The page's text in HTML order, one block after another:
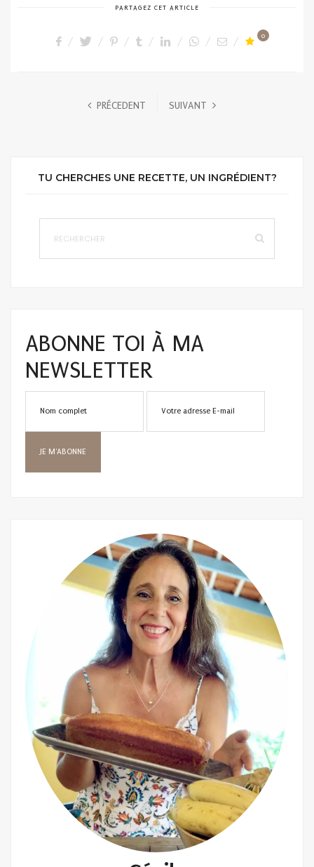
PARTAGEZ CET ARTICLE
0
PRÉCEDENT SUIVANT
TU CHERCHES UNE RECETTE, UN INGRÉDIENT?
ABONNE TOI À MA
NEWSLETTER